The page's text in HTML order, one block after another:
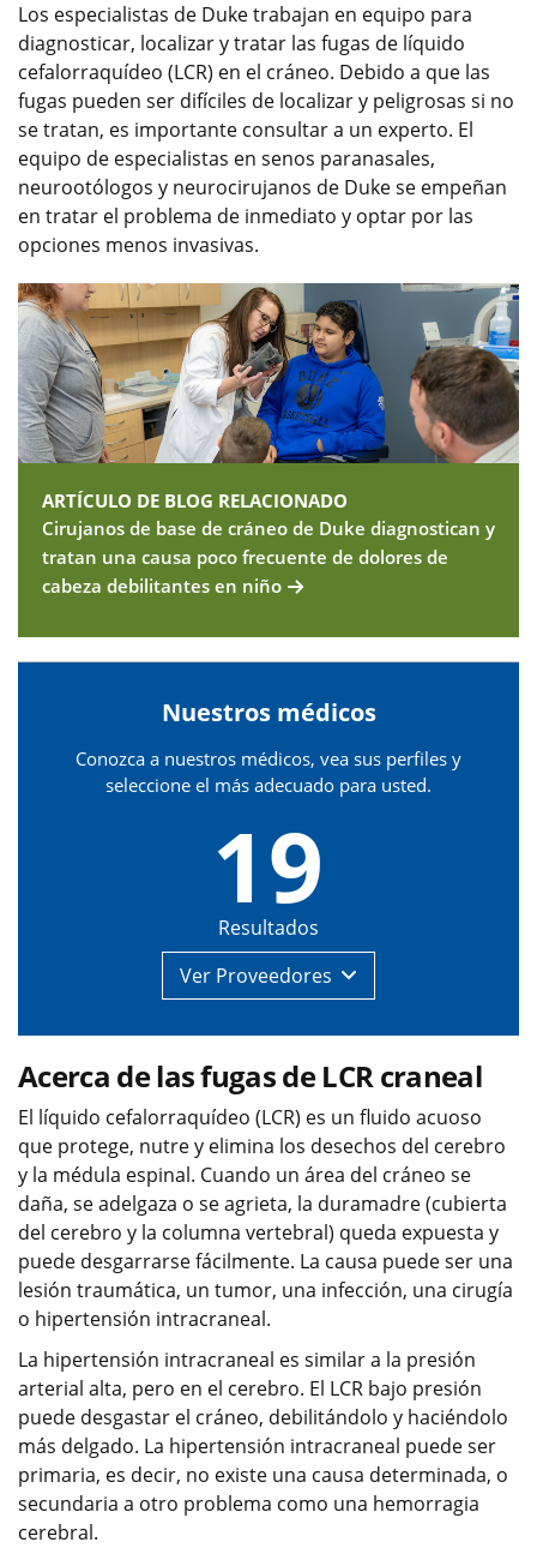
Los especialistas de Duke trabajan en equipo para
diagnosticar, localizar y tratar las fugas de líquido
cefalorraquídeo (LCR) en el cráneo. Debido a que las
fugas pueden ser difíciles de localizar y peligrosas si no
se tratan, es importante consultar a un experto. El
equipo de especialistas en senos paranasales,
neurootólogos y neurocirujanos de Duke se empeñan
en tratar el problema de inmediato y optar por las
opciones menos invasivas.
ARTÍCULO DE BLOG RELACIONADO
Cirujanos de base de cráneo de Duke diagnostican y
tratan una causa poco frecuente de dolores de
cabeza debilitantes en niño
19
Resultados
Ver Proveedores
Nuestros médicos
Conozca a nuestros médicos, vea sus perfiles y
seleccione el más adecuado para usted.
Acerca de las fugas de LCR craneal
El líquido cefalorraquídeo (LCR) es un fluido acuoso
que protege, nutre y elimina los desechos del cerebro
y la médula espinal. Cuando un área del cráneo se
daña, se adelgaza o se agrieta, la duramadre (cubierta
del cerebro y la columna vertebral) queda expuesta y
puede desgarrarse fácilmente. La causa puede ser una
lesión traumática, un tumor, una infección, una cirugía
o hipertensión intracraneal.
La hipertensión intracraneal es similar a la presión
arterial alta, pero en el cerebro. El LCR bajo presión
puede desgastar el cráneo, debilitándolo y haciéndolo
más delgado. La hipertensión intracraneal puede ser
primaria, es decir, no existe una causa determinada, o
secundaria a otro problema como una hemorragia
cerebral.